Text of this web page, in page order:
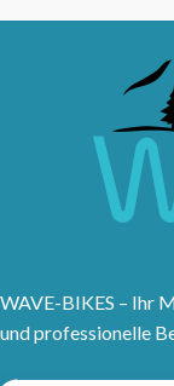
WAVE-BIKES – Ihr
und professionelle